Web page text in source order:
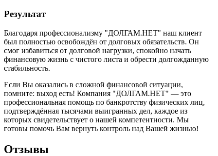
Результат
Благодаря профессионализму "ДОЛГАМ.НЕТ" наш клиент
был полностью освобождён от долговых обязательств. Он
смог избавиться от долговой нагрузки, спокойно начать
финансовую жизнь с чистого листа и обрести долгожданную
стабильность.
Если Вы оказались в сложной финансовой ситуации,
помните: выход есть! Компания "ДОЛГАМ.НЕТ" — это
профессиональная помощь по банкротству физических лиц,
подтверждённая тысячами выигранных дел, каждое из
которых свидетельствует о нашей компетентности. Мы
готовы помочь Вам вернуть контроль над Вашей жизнью!
Отзывы